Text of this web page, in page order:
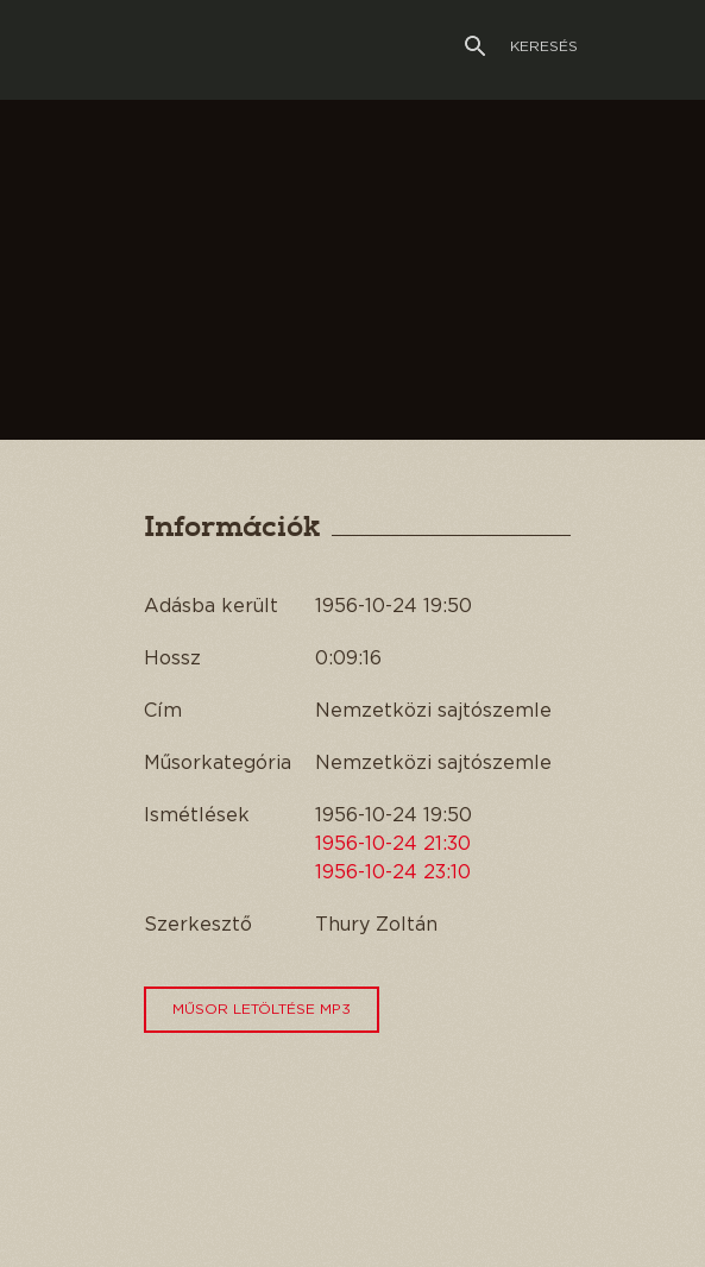
KERESÉS
Információk
Adásba került 1956-10-24 19:50
Hossz 0:09:16
Cím Nemzetközi sajtószemle
Műsorkategória Nemzetközi sajtószemle
Ismétlések
1956-10-24 19:50
1956-10-24 21:30
1956-10-24 23:10
Szerkesztő Thury Zoltán
MŰSOR LETÖLTÉSE MP3